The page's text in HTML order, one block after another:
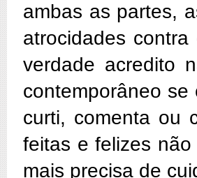
ambas as partes,
atrocidades
verdade acredito
contemporâneo
curti, comenta ou
feitas e felizes
mais precisa de